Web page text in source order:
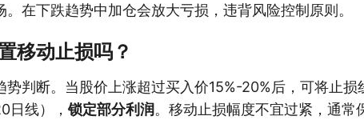
在下跌趋势中加仓会放大亏损，违背风险控制原则。
移动止损吗？
势判断。当股价上涨超过买入价15%-20%后，可将止损
日线），锁定部分利润。移动止损幅度不宜过紧，通常